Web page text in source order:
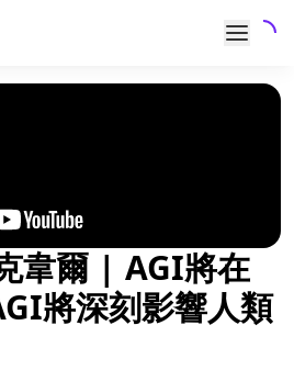
韋爾 | AGI將在
將深刻影響人類